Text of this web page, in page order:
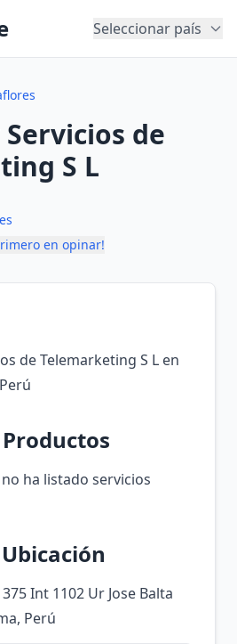
Seleccionar país
de
S L
en opinar!
de Telemarketing S L en
ha listado servicios
Int 1102 Ur Jose Balta
Perú